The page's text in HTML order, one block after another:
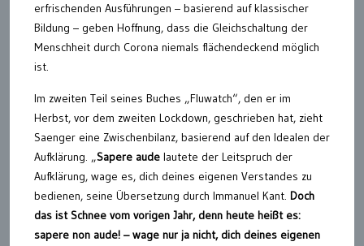
erfrischenden Ausführungen – basierend auf klassischer
Bildung – geben Hoffnung, dass die Gleichschaltung der
Menschheit durch Corona niemals flächendeckend möglich
ist.
Im zweiten Teil seines Buches „Fluwatch“, den er im
Herbst, vor dem zweiten Lockdown, geschrieben hat, zieht
Saenger eine Zwischenbilanz, basierend auf den Idealen der
Aufklärung. „Sapere aude lautete der Leitspruch der
Aufklärung, wage es, dich deines eigenen Verstandes zu
bedienen, seine Übersetzung durch Immanuel Kant. Doch
das ist Schnee vom vorigen Jahr, denn heute heißt es:
sapere non aude! – wage nur ja nicht, dich deines eigenen